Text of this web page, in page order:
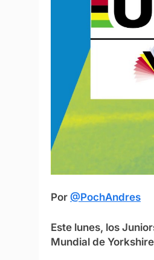
Por @PochAndres
Este lunes, los
Mundial de